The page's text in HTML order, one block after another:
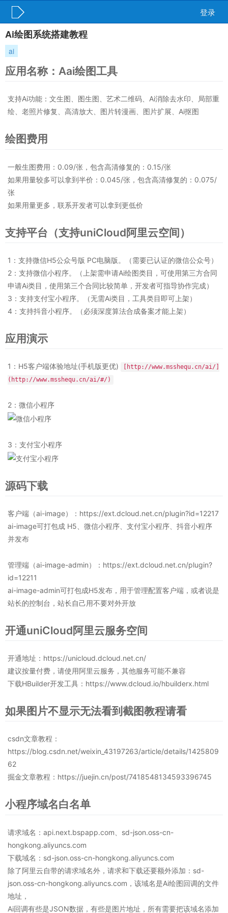
登录
Ai绘图系统搭建教程
ai
应用名称：Aai绘图工具
支持Ai功能：文生图、图生图、艺术二维码、Ai消除去水印、局部重
绘、老照片修复、高清放大、图片转漫画、图片扩展、Ai抠图
绘图费用
一般生图费用：0.09/张，包含高清修复的：0.15/张
如果用量较多可以拿到半价：0.045/张，包含高清修复的：0.075/
张
如果用量更多，联系开发者可以拿到更低价
支持平台（支持uniCloud阿里云空间）
1：支持微信H5公众号版 PC电脑版。（需要已认证的微信公众号）
2：支持微信小程序。（上架需申请Ai绘图类目，可使用第三方合同
申请Ai类目，使用第三个合同比较简单，开发者可指导协作完成）
3：支持支付宝小程序。（无需Ai类目，工具类目即可上架）
4：支持抖音小程序。（必须深度算法合成备案才能上架）
应用演示
1：H5客户端体验地址(手机版更优)
[http://www.msshequ.cn/ai/]
(http://www.msshequ.cn/ai/#/)
2：微信小程序
3：支付宝小程序
源码下载
客户端（ai-image）：https://ext.dcloud.net.cn/plugin?id=12217
ai-image可打包成 H5、微信小程序、支付宝小程序、抖音小程序
并发布
管理端（ai-image-admin）：https://ext.dcloud.net.cn/plugin?
id=12211
ai-image-admin可打包成H5发布，用于管理配置客户端，或者说是
站长的控制台，站长自己用不要对外开放
开通uniCloud阿里云服务空间
开通地址：https://unicloud.dcloud.net.cn/
建议按量付费，请使用阿里云服务，其他服务可能不兼容
下载HBuilder开发工具：https://www.dcloud.io/hbuilderx.html
如果图片不显示无法看到截图教程请看
csdn文章教程：
https://blog.csdn.net/weixin_43197263/article/details/1425809
62
掘金文章教程：https://juejin.cn/post/7418548134593396745
小程序域名白名单
请求域名：api.next.bspapp.com、sd-json.oss-cn-
hongkong.aliyuncs.com
下载域名：sd-json.oss-cn-hongkong.aliyuncs.com
除了阿里云自带的请求域名外，请求和下载还要额外添加：sd-
json.oss-cn-hongkong.aliyuncs.com，该域名是Ai绘图回调的文件
地址，
Ai回调有些是JSON数据，有些是图片地址，所有需要把该域名添加